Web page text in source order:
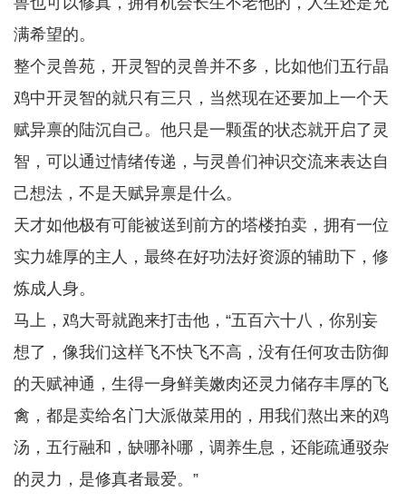
满希望的。
整个灵兽苑，开灵智的灵兽并不多，比如他们五行晶
鸡中开灵智的就只有三只，当然现在还要加上一个天
赋异禀的陆沉自己。他只是一颗蛋的状态就开启了灵
智，可以通过情绪传递，与灵兽们神识交流来表达自
己想法，不是天赋异禀是什么。
天才如他极有可能被送到前方的塔楼拍卖，拥有一位
实力雄厚的主人，最终在好功法好资源的辅助下，修
炼成人身。
马上，鸡大哥就跑来打击他，“五百六十八，你别妄
想了，像我们这样飞不快飞不高，没有任何攻击防御
的天赋神通，生得一身鲜美嫩肉还灵力储存丰厚的飞
禽，都是卖给名门大派做菜用的，用我们熬出来的鸡
汤，五行融和，缺哪补哪，调养生息，还能疏通驳杂
的灵力，是修真者最爱。”